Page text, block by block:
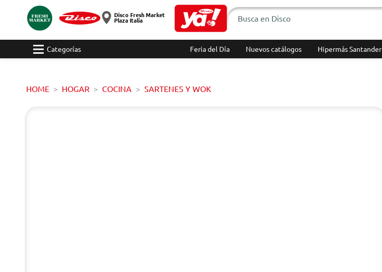
Disco Fresh Market
Plaza Italia
Categorías Feria del Día Nuevos catálogos Hipermás Santander
HOME HOGAR COCINA SARTENES Y WOK